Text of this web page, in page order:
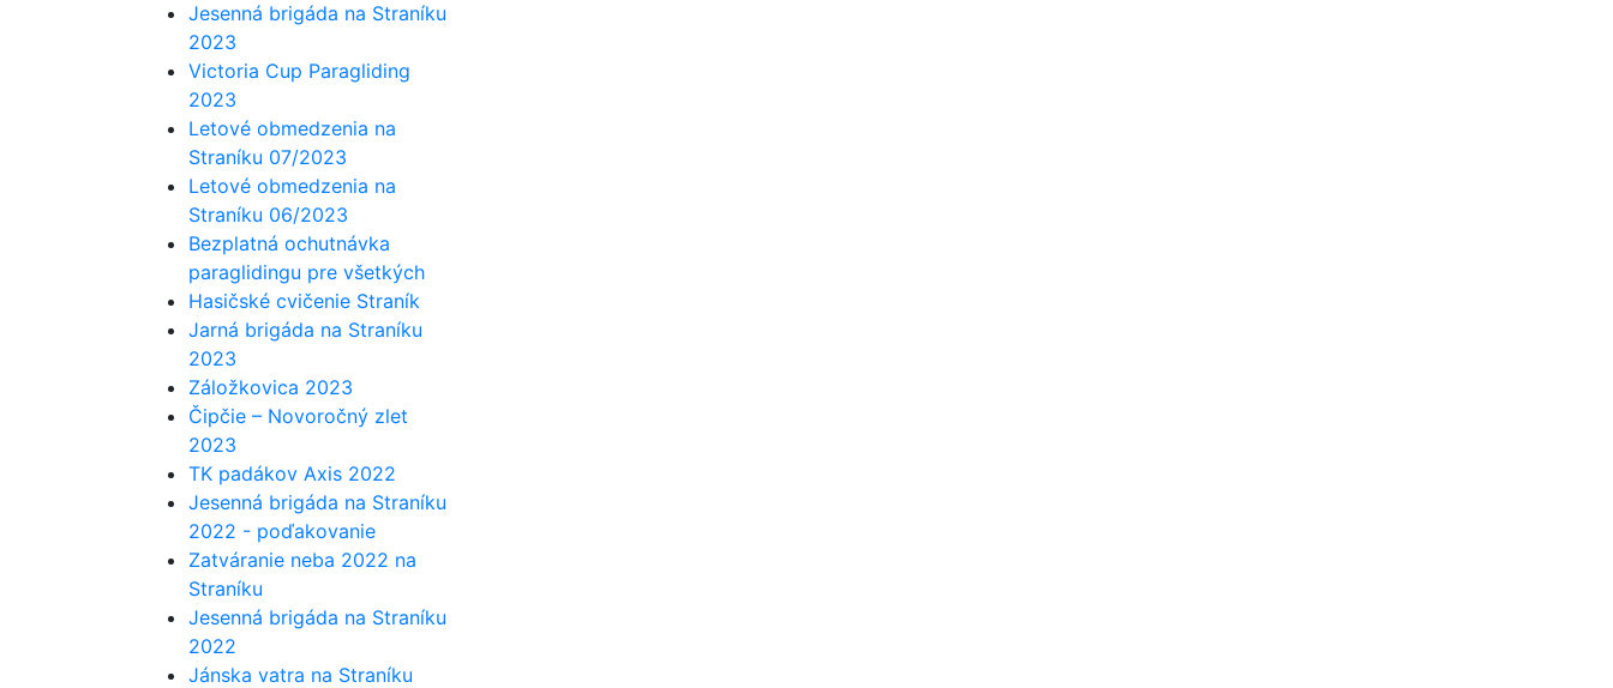
Jesenná brigáda na Straníku
2023
Victoria Cup Paragliding
2023
Letové obmedzenia na
Straníku 07/2023
Letové obmedzenia na
Straníku 06/2023
Bezplatná ochutnávka
paraglidingu pre všetkých
Hasičské cvičenie Straník
Jarná brigáda na Straníku
2023
Záložkovica 2023
Čipčie – Novoročný zlet
2023
TK padákov Axis 2022
Jesenná brigáda na Straníku
2022 - poďakovanie
Zatváranie neba 2022 na
Straníku
Jesenná brigáda na Straníku
2022
Jánska vatra na Straníku